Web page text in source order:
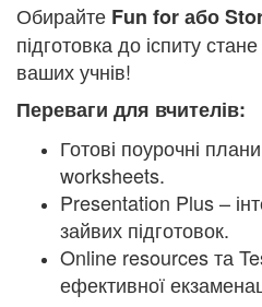
Обирайте Fun for або
підготовка до іспиту
ваших учнів!
Переваги для вчителів:
Готові поурочні
worksheets.
Presentation Plus –
зайвих підготовок.
Online resources та
ефективної